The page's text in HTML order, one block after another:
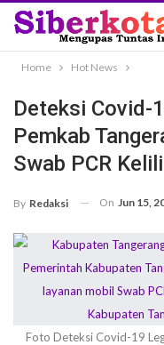
Home Hot News
Deteksi Covid-
Pemkab
Swab PCR
By Redaksi On Jun 15,
Foto Deteksi Covid-19